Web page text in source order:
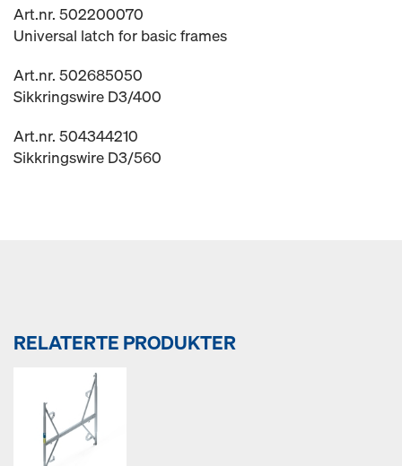
Art.nr. 502200070
Universal latch for basic frames
Art.nr. 502685050
Sikkringswire D3/400
Art.nr. 504344210
Sikkringswire D3/560
RELATERTE PRODUKTER